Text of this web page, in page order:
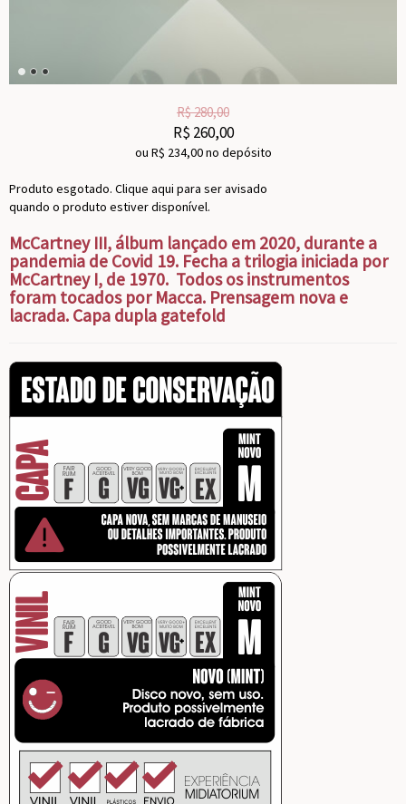
R$280,00
R$ 260,00
ou R$ 234,00no depósito
Produto esgotado. Clique aqui para ser avisado
quando o produto estiver disponível.
McCartney III, álbum lançado em 2020, durante a
pandemia de Covid 19. Fecha a trilogia iniciada por
McCartney I, de 1970. Todos os instrumentos
foram tocados por Macca. Prensagem nova e
lacrada. Capa dupla gatefold